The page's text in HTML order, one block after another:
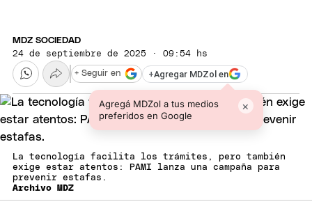
MDZ SOCIEDAD
24 de septiembre de 2025 · 09:54 hs
+Agregar MDZol en
Agregá MDZol a tus medios
preferidos en Google
×
+ Seguir en
La tecnología facilita los trámites, pero también
exige estar atentos: PAMI lanza una campaña para
prevenir estafas.
Archivo MDZ